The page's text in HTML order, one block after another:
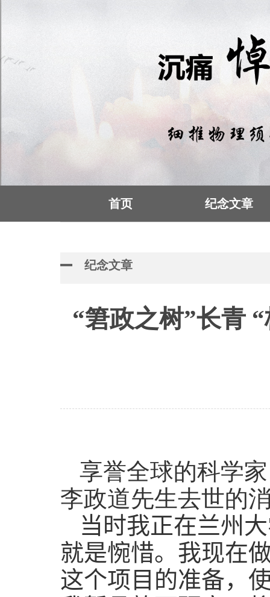
首页 纪念文章
纪念文章
“䇹政之树”长青
享誉全球的科学
李政道先生去世的
当时我正在兰州
就是惋惜。我现在
这个项目的准备，